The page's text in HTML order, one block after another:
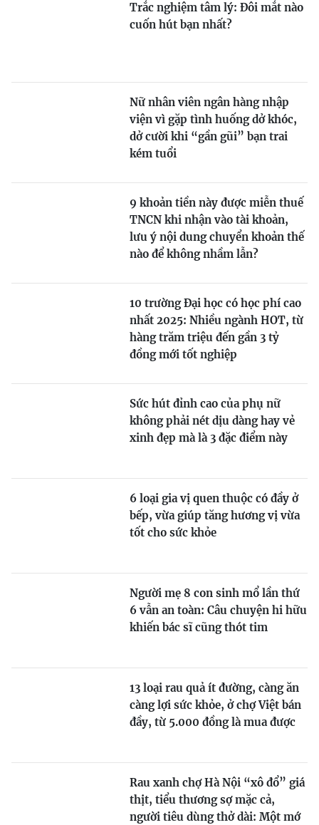
Trắc nghiệm tâm lý: Đôi mắt nào
cuốn hút bạn nhất?
Nữ nhân viên ngân hàng nhập
viện vì gặp tình huống dở khóc,
dở cười khi “gần gũi” bạn trai
kém tuổi
9 khoản tiền này được miễn thuế
TNCN khi nhận vào tài khoản,
lưu ý nội dung chuyển khoản thế
nào để không nhầm lẫn?
10 trường Đại học có học phí cao
nhất 2025: Nhiều ngành HOT, từ
hàng trăm triệu đến gần 3 tỷ
đồng mới tốt nghiệp
Sức hút đỉnh cao của phụ nữ
không phải nét dịu dàng hay vẻ
xinh đẹp mà là 3 đặc điểm này
6 loại gia vị quen thuộc có đầy ở
bếp, vừa giúp tăng hương vị vừa
tốt cho sức khỏe
Người mẹ 8 con sinh mổ lần thứ
6 vẫn an toàn: Câu chuyện hi hữu
khiến bác sĩ cũng thót tim
13 loại rau quả ít đường, càng ăn
càng lợi sức khỏe, ở chợ Việt bán
đầy, từ 5.000 đồng là mua được
Rau xanh chợ Hà Nội “xô đổ” giá
thịt, tiểu thương sợ mặc cả,
người tiêu dùng thở dài: Một mớ